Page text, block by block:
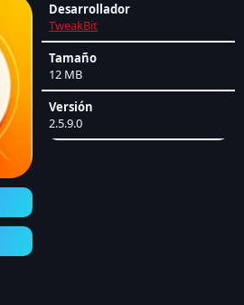
Desarrollador
TweakBit
Tamaño
12 MB
Versión
2.5.9.0